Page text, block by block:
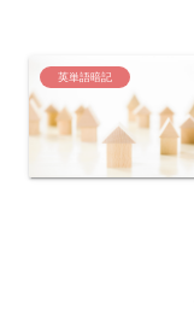
英単語暗記